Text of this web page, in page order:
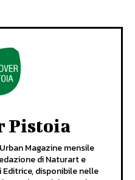
Pistoia
Magazine mensile
di Naturart e
disponibile nelle